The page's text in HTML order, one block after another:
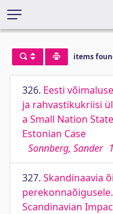
items
326. Eesti
ja rahvastikukriisi
a Small Nation
Estonian Case
Sonnberg, Sander
327. Skandinaavia
Scandinavian